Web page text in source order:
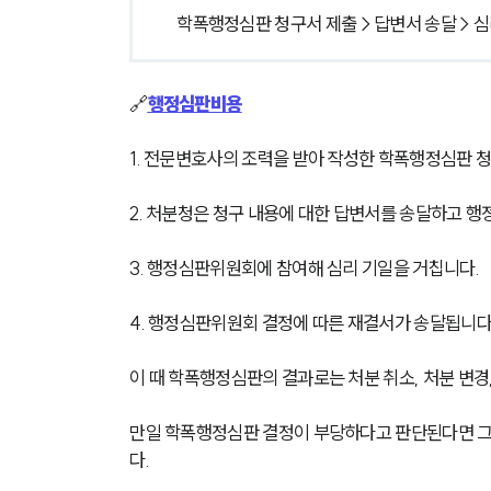
학폭행정심판 청구서 제출 > 답변서 송달 >
🔗행정심판비용
1. 전문변호사의 조력을 받아 작성한 학폭행정심판
2. 처분청은 청구 내용에 대한 답변서를 송달하고
3. 행정심판위원회에 참여해 심리 기일을 거칩니다.
4. 행정심판위원회 결정에 따른 재결서가 송달됩니
이 때 학폭행정심판의 결과로는 처분 취소, 처분 변
만일 학폭행정심판 결정이 부당하다고 판단된다면
다.